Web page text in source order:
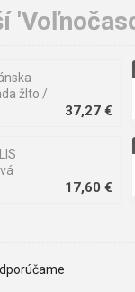
žlto /
37,27 €
17,60 €